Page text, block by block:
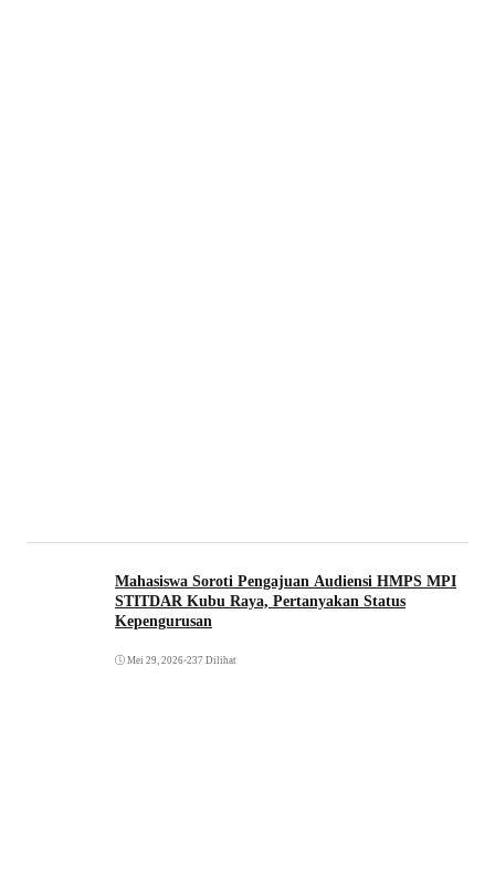
Mahasiswa Soroti Pengajuan Audiensi HMPS MPI
STITDAR Kubu Raya, Pertanyakan Status
Kepengurusan
Mei 29, 2026•237 Dilihat